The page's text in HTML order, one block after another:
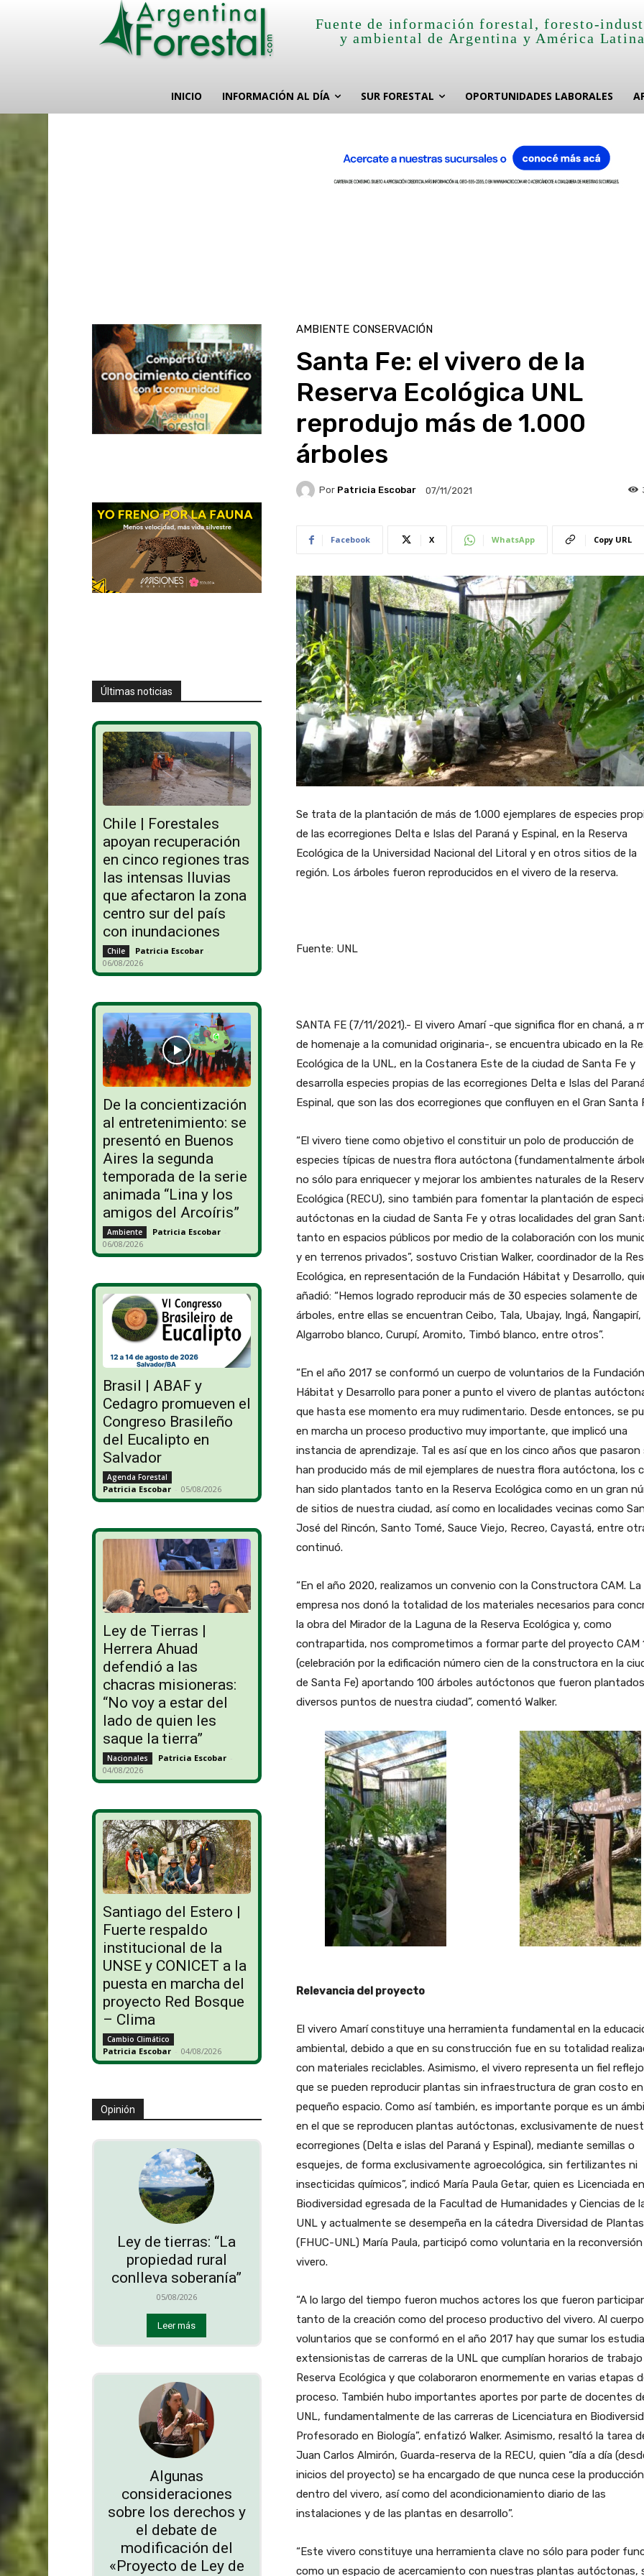
Fuente de información forestal, foresto-
y ambiental de Argentina y América
INICIO INFORMACIÓN AL DÍA SUR FORESTAL OPORTUNIDADES LABORALES
Últimas noticias
Chile | Forestales
apoyan recuperación
en cinco regiones tras
las intensas lluvias
que afectaron la zona
centro sur del país
con inundaciones
Chile Patricia Escobar -
06/08/2026
De la concientización
al entretenimiento: se
presentó en Buenos
Aires la segunda
temporada de la serie
animada “Lina y los
amigos del Arcoíris”
Ambiente Patricia Escobar -
06/08/2026
Brasil | ABAF y
Cedagro promueven el
Congreso Brasileño
del Eucalipto en
Salvador
Agenda Forestal
Patricia Escobar - 05/08/2026
Ley de Tierras |
Herrera Ahuad
defendió a las
chacras misioneras:
“No voy a estar del
lado de quien les
saque la tierra”
Nacionales Patricia Escobar -
04/08/2026
Santiago del Estero |
Fuerte respaldo
institucional de la
UNSE y CONICET a la
puesta en marcha del
proyecto Red Bosque
– Clima
Cambio Climático
Patricia Escobar - 04/08/2026
Opinión
Ley de tierras: “La
propiedad rural
conlleva soberanía”
05/08/2026
Leer más
Algunas
consideraciones
sobre los derechos y
el debate de
modificación del
«Proyecto de Ley de
AMBIENTE CONSERVACIÓN
Santa Fe: el vivero de la
Reserva Ecológica UNL
reprodujo más de 1.000
árboles
Por Patricia Escobar 07/11/2021
Facebook X WhatsApp Copy URL
Se trata de la plantación de más de 1.000 ejemplares de especies
de las ecorregiones Delta e Islas del Paraná y Espinal, en la Reserva
Ecológica de la Universidad Nacional del Litoral y en otros sitios de la
región. Los árboles fueron reproducidos en el vivero de la reserva.
Fuente: UNL
SANTA FE (7/11/2021).- El vivero Amarí -que significa flor en chaná, a
de homenaje a la comunidad originaria-, se encuentra ubicado en la
Ecológica de la UNL, en la Costanera Este de la ciudad de Santa Fe y
desarrolla especies propias de las ecorregiones Delta e Islas del
Espinal, que son las dos ecorregiones que confluyen en el Gran Santa
“El vivero tiene como objetivo el constituir un polo de producción de
especies típicas de nuestra flora autóctona (fundamentalmente
no sólo para enriquecer y mejorar los ambientes naturales de la
Ecológica (RECU), sino también para fomentar la plantación de
autóctonas en la ciudad de Santa Fe y otras localidades del gran
tanto en espacios públicos por medio de la colaboración con los
y en terrenos privados”, sostuvo Cristian Walker, coordinador de la
Ecológica, en representación de la Fundación Hábitat y Desarrollo,
añadió: “Hemos logrado reproducir más de 30 especies solamente de
árboles, entre ellas se encuentran Ceibo, Tala, Ubajay, Ingá, Ñangapirí,
Algarrobo blanco, Curupí, Aromito, Timbó blanco, entre otros”.
“En el año 2017 se conformó un cuerpo de voluntarios de la Fundación
Hábitat y Desarrollo para poner a punto el vivero de plantas
que hasta ese momento era muy rudimentario. Desde entonces, se
en marcha un proceso productivo muy importante, que implicó una
instancia de aprendizaje. Tal es así que en los cinco años que pasaron
han producido más de mil ejemplares de nuestra flora autóctona, los
han sido plantados tanto en la Reserva Ecológica como en un gran
de sitios de nuestra ciudad, así como en localidades vecinas como
José del Rincón, Santo Tomé, Sauce Viejo, Recreo, Cayastá, entre
continuó.
“En el año 2020, realizamos un convenio con la Constructora CAM. La
empresa nos donó la totalidad de los materiales necesarios para
la obra del Mirador de la Laguna de la Reserva Ecológica y, como
contrapartida, nos comprometimos a formar parte del proyecto CAM
(celebración por la edificación número cien de la constructora en la
de Santa Fe) aportando 100 árboles autóctonos que fueron
diversos puntos de nuestra ciudad”, comentó Walker.
Relevancia del proyecto
El vivero Amarí constituye una herramienta fundamental en la
ambiental, debido a que en su construcción fue en su totalidad
con materiales reciclables. Asimismo, el vivero representa un fiel
que se pueden reproducir plantas sin infraestructura de gran costo
pequeño espacio. Como así también, es importante porque es un
en el que se reproducen plantas autóctonas, exclusivamente de
ecorregiones (Delta e islas del Paraná y Espinal), mediante semillas o
esquejes, de forma exclusivamente agroecológica, sin fertilizantes ni
insecticidas químicos”, indicó María Paula Getar, quien es Licenciada en
Biodiversidad egresada de la Facultad de Humanidades y Ciencias de
UNL y actualmente se desempeña en la cátedra Diversidad de
(FHUC-UNL) María Paula, participó como voluntaria en la
vivero.
“A lo largo del tiempo fueron muchos actores los que fueron
tanto de la creación como del proceso productivo del vivero. Al
voluntarios que se conformó en el año 2017 hay que sumar los
extensionistas de carreras de la UNL que cumplían horarios de trabajo
Reserva Ecológica y que colaboraron enormemente en varias etapas
proceso. También hubo importantes aportes por parte de docentes
UNL, fundamentalmente de las carreras de Licenciatura en
Profesorado en Biología”, enfatizó Walker. Asimismo, resaltó la tarea
Juan Carlos Almirón, Guarda-reserva de la RECU, quien “día a día
inicios del proyecto) se ha encargado de que nunca cese la producción
dentro del vivero, así como del acondicionamiento diario de las
instalaciones y de las plantas en desarrollo”.
“Este vivero constituye una herramienta clave no sólo para poder
como un espacio de acercamiento con nuestras plantas autóctonas,